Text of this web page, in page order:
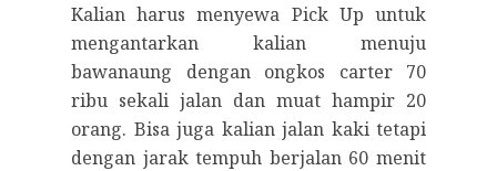
Kalian harus menyewa Pick Up untuk
mengantarkan kalian menuju
bawanaung dengan ongkos carter 70
ribu sekali jalan dan muat hampir 20
orang. Bisa juga kalian jalan kaki tetapi
dengan jarak tempuh berjalan 60 menit